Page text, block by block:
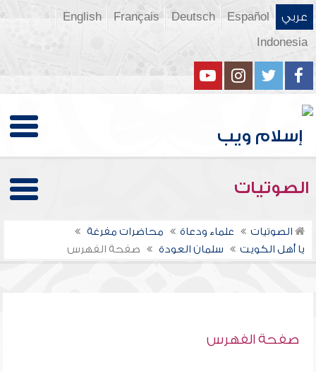
عربي Español
Deutsch
Français
English
Indonesia
الصوتيات
الصوتيات علماء ودعاة
محاضرات مفرغة
يا أهل الكويت
سلمان العودة صفحة الفهرس
صفحة الفهرس